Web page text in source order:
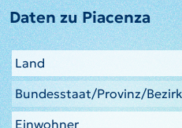
Daten zu Piacenza
Land
Bundesstaat/Provinz/Bezirk
Einwohner